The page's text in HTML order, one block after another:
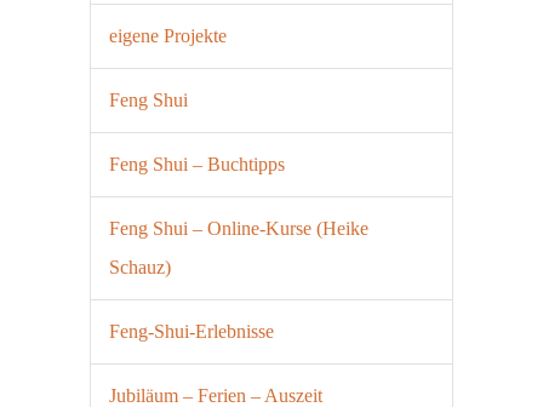
eigene Projekte
Feng Shui
Feng Shui – Buchtipps
Feng Shui – Online-Kurse (Heike
Schauz)
Feng-Shui-Erlebnisse
Jubiläum – Ferien – Auszeit